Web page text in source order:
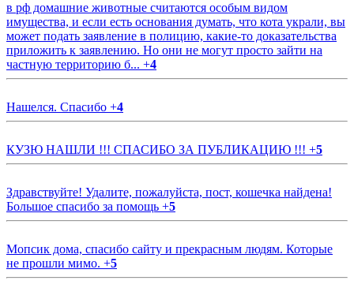
в рф домашние животные считаются особым видом
имущества, и если есть основания думать, что кота украли, вы
может подать заявление в полицию, какие-то доказательства
приложить к заявлению. Но они не могут просто зайти на
частную территорию б... +4
Нашелся. Спасибо +4
КУЗЮ НАШЛИ !!! СПАСИБО ЗА ПУБЛИКАЦИЮ !!! +5
Здравствуйте! Удалите, пожалуйста, пост, кошечка найдена!
Большое спасибо за помощь +5
Мопсик дома, спасибо сайту и прекрасным людям. Которые
не прошли мимо. +5